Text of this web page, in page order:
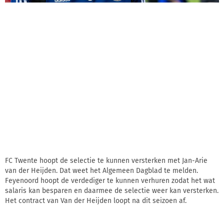
FC Twente hoopt de selectie te kunnen versterken met Jan-Arie
van der Heijden. Dat weet het Algemeen Dagblad te melden.
Feyenoord hoopt de verdediger te kunnen verhuren zodat het wat
salaris kan besparen en daarmee de selectie weer kan versterken.
Het contract van Van der Heijden loopt na dit seizoen af.